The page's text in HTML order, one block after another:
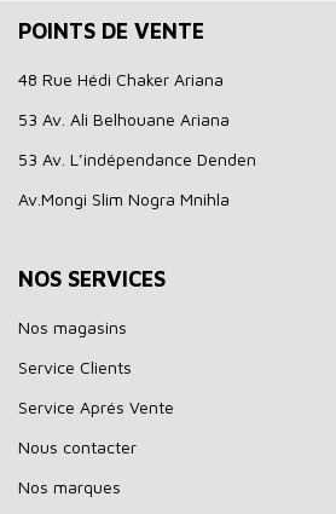
POINTS DE VENTE
48 Rue Hédi Chaker Ariana
53 Av. Ali Belhouane Ariana
53 Av. L’indépendance Denden
Av.Mongi Slim Nogra Mnihla
NOS SERVICES
Nos magasins
Service Clients
Service Aprés Vente
Nous contacter
Nos marques